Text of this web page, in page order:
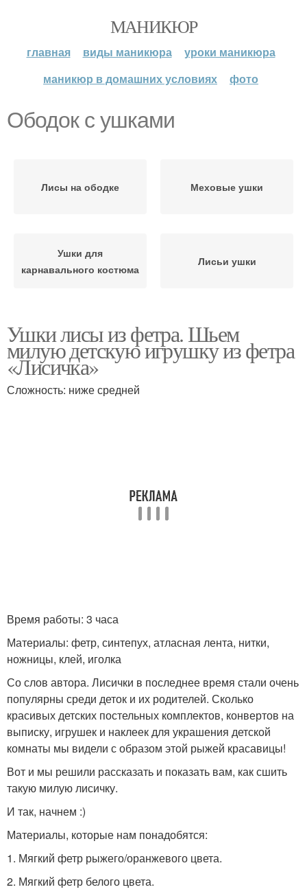
МАНИКЮР
главная виды маникюра
уроки маникюра
маникюр в домашних условиях
фото
Ободок с ушками
Лисы на ободке Меховые ушки
Ушки для
карнавального костюма
Лисьи ушки
Ушки лисы из фетра. Шьем
милую детскую игрушку из фетра
«Лисичка»
Сложность: ниже средней
Время работы: 3 часа
Материалы: фетр, синтепух, атласная лента, нитки,
ножницы, клей, иголка
Со слов автора. Лисички в последнее время стали очень
популярны среди деток и их родителей. Сколько
красивых детских постельных комплектов, конвертов на
выписку, игрушек и наклеек для украшения детской
комнаты мы видели с образом этой рыжей красавицы!
Вот и мы решили рассказать и показать вам, как сшить
такую милую лисичку.
И так, начнем :)
Материалы, которые нам понадобятся:
1. Мягкий фетр рыжего/оранжевого цвета.
2. Мягкий фетр белого цвета.